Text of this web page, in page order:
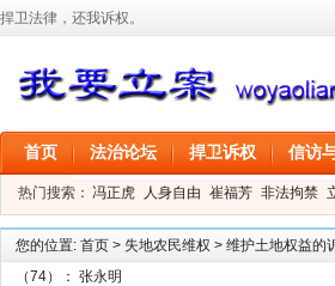
捍卫法律，还我诉权。
首页 法治论坛 捍卫诉权 信访
热门搜索： 冯正虎 人身自由 崔福芳 非法拘禁
叶剑 刑事拘留 信息公开 叶桂香
您的位置: 首页 > 失地农民维权 > 维护土地权益的
（74）： 张永明